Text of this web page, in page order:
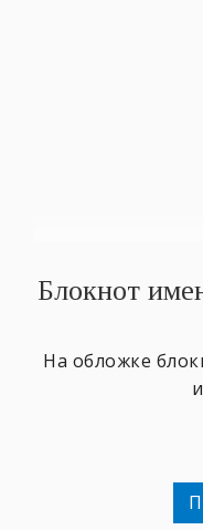
Блокнот
На обложке